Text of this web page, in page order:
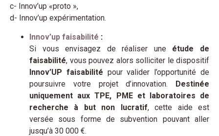
c- Innov’up «proto »,
d- Innov’up expérimentation.
Innov’up faisabilité :
Si vous envisagez de réaliser une étude de
faisabilité, vous pouvez alors solliciter le dispositif
Innov’UP faisabilité pour valider l’opportunité de
poursuivre votre projet d’innovation. Destinée
uniquement aux TPE, PME et laboratoires de
recherche
à but non lucratif, cette aide est
versée sous forme de subvention pouvant aller
jusqu’à 30 000 €.